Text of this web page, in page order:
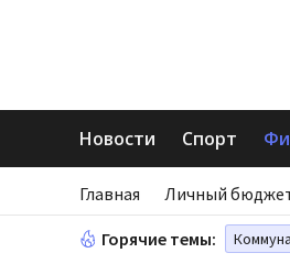
Новости Спорт
Главная Личный
Горячие темы: